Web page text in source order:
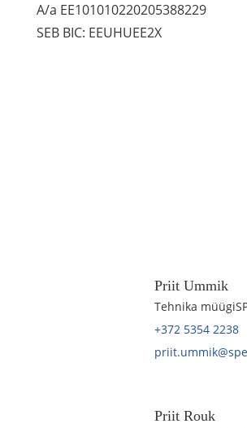
A/a EE101010220205388229
SEB BIC: EEUHUEE2X
Priit Ummik
Tehnika
+372 5354 2238
Priit Rouk